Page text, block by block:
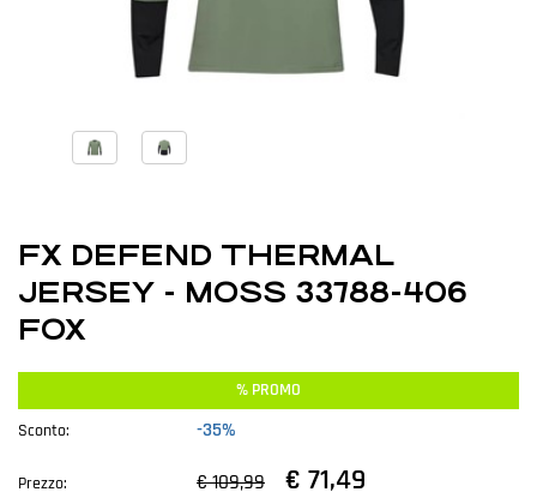
FX DEFEND THERMAL
JERSEY - MOSS 33788-406
FOX
% PROMO
Sconto:
-35%
Prezzo: € 109,99 € 71,49